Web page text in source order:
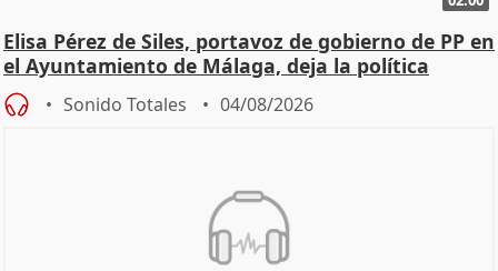
Elisa Pérez de Siles, portavoz de gobierno de PP en
el Ayuntamiento de Málaga, deja la política
Sonido Totales 04/08/2026